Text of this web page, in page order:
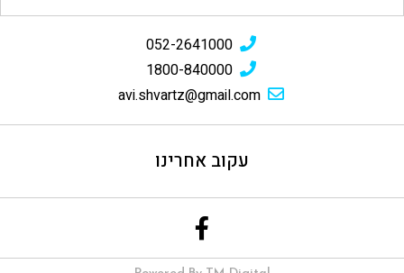
052-2641000
1800-840000
avi.shvartz@gmail.com
עקוב אחרינו